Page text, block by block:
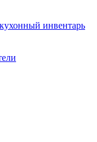
инвентарь